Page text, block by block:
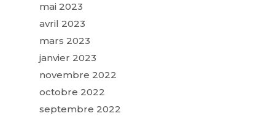
mai 2023
avril 2023
mars 2023
janvier 2023
novembre 2022
octobre 2022
septembre 2022